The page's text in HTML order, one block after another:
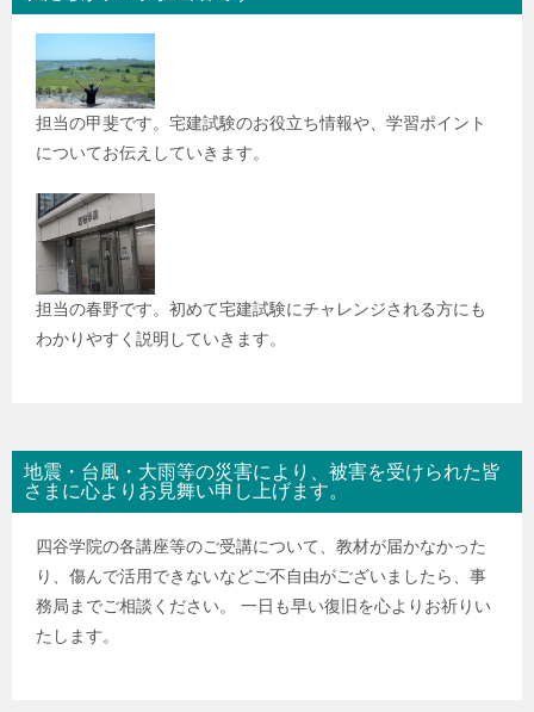
担当の甲斐です。宅建試験のお役立ち情報や、学習ポイント
についてお伝えしていきます。
担当の春野です。初めて宅建試験にチャレンジされる方にも
わかりやすく説明していきます。
地震・台風・大雨等の災害により、被害を受けられた皆
さまに心よりお見舞い申し上げます。
四谷学院の各講座等のご受講について、教材が届かなかった
り、傷んで活用できないなどご不自由がございましたら、事
務局までご相談ください。 一日も早い復旧を心よりお祈りい
たします。